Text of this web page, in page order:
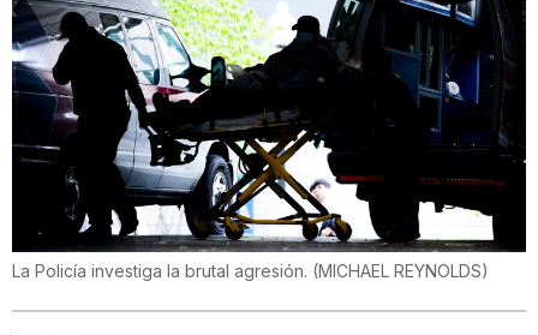
La Policía investiga la brutal agresión. (MICHAEL REYNOLDS)